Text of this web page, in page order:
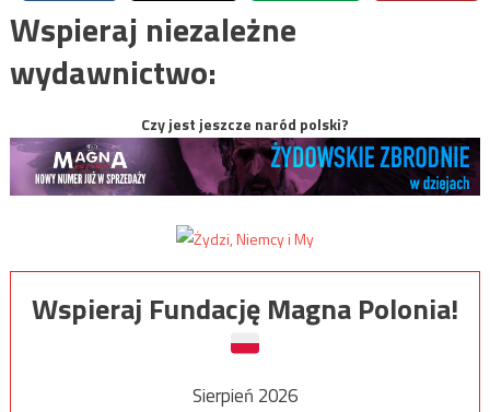
Wspieraj niezależne
wydawnictwo:
Czy jest jeszcze naród polski?
Wspieraj Fundację Magna Polonia!
Sierpień 2026